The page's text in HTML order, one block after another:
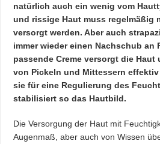
natürlich auch ein wenig vom
und rissige Haut muss regelmäßig
versorgt werden. Aber auch
immer wieder einen Nachschub an
passende Creme versorgt die
von Pickeln und Mittessern
sie für eine Regulierung des
stabilisiert so das Hautbild.
Die Versorgung der Haut mit
Augenmaß, aber auch von Wissen